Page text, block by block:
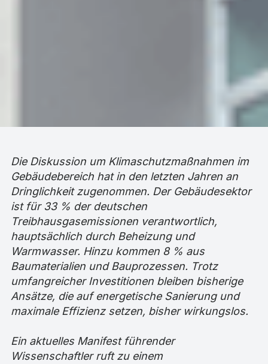
Die Diskussion um Klimaschutzmaßnahmen im
Gebäudebereich hat in den letzten Jahren an
Dringlichkeit zugenommen. Der Gebäudesektor
ist für 33 % der deutschen
Treibhausgasemissionen verantwortlich,
hauptsächlich durch Beheizung und
Warmwasser. Hinzu kommen 8 % aus
Baumaterialien und Bauprozessen. Trotz
umfangreicher Investitionen bleiben bisherige
Ansätze, die auf energetische Sanierung und
maximale Effizienz setzen, bisher wirkungslos.
Ein aktuelles Manifest führender
Wissenschaftler ruft zu einem